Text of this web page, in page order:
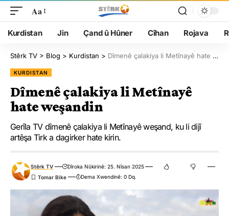
Aa
Kurdistan Jin Çand û Hûner Cîhan Rojava
Stêrk TV > Blog > Kurdistan > Dîmenê çalakiya li Metînayê hate weşandin
KURDISTAN
Dîmenê çalakiya li Metînayê
hate weşandin
Gerîla TV dîmenê çalakiya li Metînayê weşand, ku li dijî
artêşa Tirk a dagirker hate kirin.
Stêrk TV
Dîroka Nûkirinê: 25. Nîsan 2025
Dema Xwendinê: 0 Dq.